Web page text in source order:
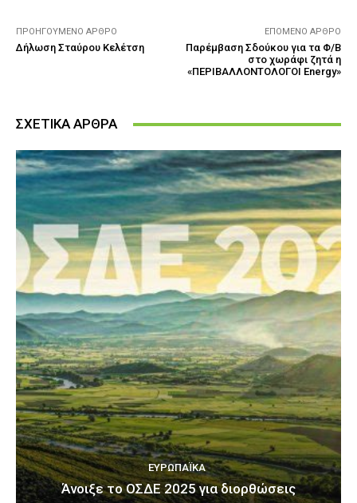
ΠΡΟΗΓΟΎΜΕΝΟ ΆΡΘΡΟ
Δήλωση Σταύρου Κελέτση
ΕΠΌΜΕΝΟ ΆΡΘΡΟ
Παρέμβαση Σδούκου για τα Φ/Β
στο χωράφι ζητά η
«ΠΕΡΙΒΑΛΛΟΝΤΟΛΟΓΟΙ Energy»
ΣΧΕΤΙΚΑ ΑΡΘΡΑ
ΕΥΡΩΠΑΪΚΆ
Άνοιξε το ΟΣΔΕ 2025 για διορθώσεις